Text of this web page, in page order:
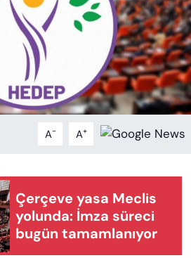
A- A+
Çerçeve yasa Meclis
yolunda: İmza süreci
bugün tamamlanıyor